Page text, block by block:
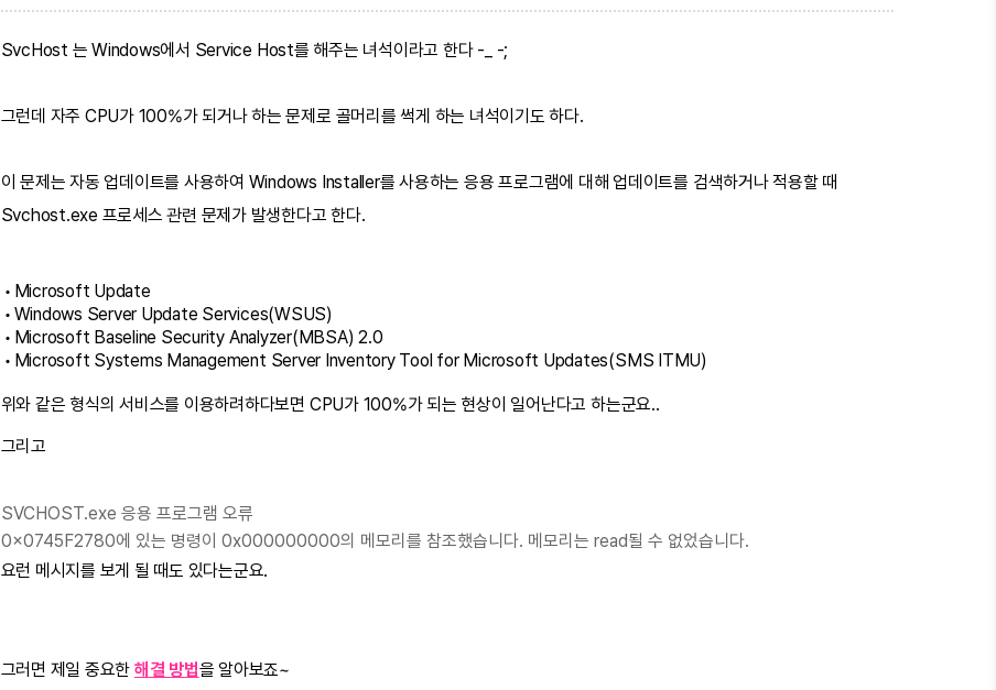
SvcHost 는 Windows에서 Service Host를 해주는 녀석이라고 한다 -_ -;
그런데 자주 CPU가 100%가 되거나 하는 문제로 골머리를 썩게 하는 녀석이기도 하다.
이 문제는 자동 업데이트를 사용하여 Windows Installer를 사용하는 응용 프로그램에 대해 업데이트를 검색하거나 적용할 때
Svchost.exe 프로세스 관련 문제가 발생한다고 한다.
• Microsoft Update
• Windows Server Update Services(WSUS)
• Microsoft Baseline Security Analyzer(MBSA) 2.0
• Microsoft Systems Management Server Inventory Tool for Microsoft Updates(SMS ITMU)
위와 같은 형식의 서비스를 이용하려하다보면 CPU가 100%가 되는 현상이 일어난다고 하는군요..
그리고
SVCHOST.exe 응용 프로그램 오류
0x0745F2780에 있는 명령이 0x000000000의 메모리를 참조했습니다. 메모리는 read될 수 없었습니다.
요런 메시지를 보게 될 때도 있다는군요.
그러면 제일 중요한 해결 방법을 알아보죠~